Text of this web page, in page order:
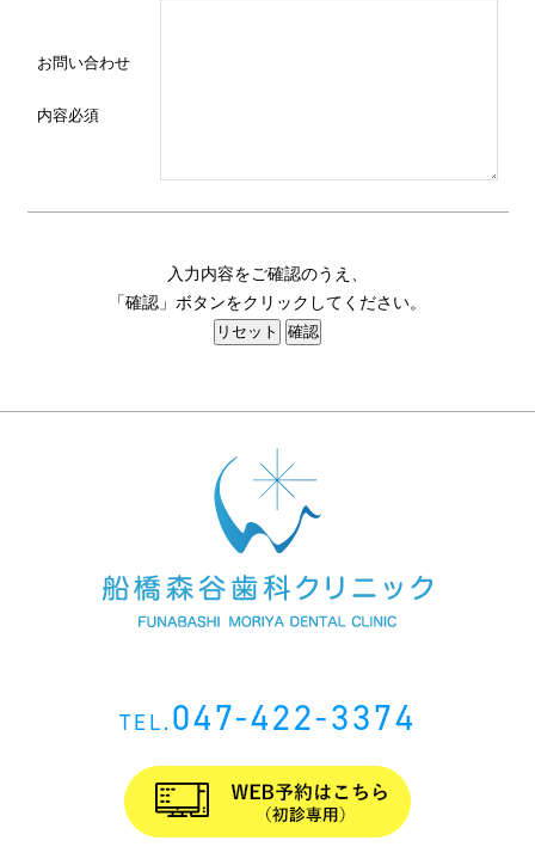
お問い合わせ
内容必須
入力内容をご確認のうえ、
「確認」ボタンをクリックしてください。
TEL.047-422-3374